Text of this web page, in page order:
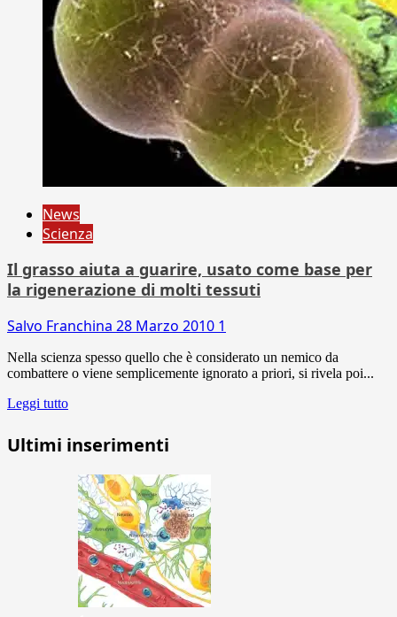
News
Scienza
Il grasso aiuta a guarire, usato come base per
la rigenerazione di molti tessuti
Salvo Franchina 28 Marzo 2010 1
Nella scienza spesso quello che è considerato un nemico da
combattere o viene semplicemente ignorato a priori, si rivela poi...
Leggi tutto
Ultimi inserimenti